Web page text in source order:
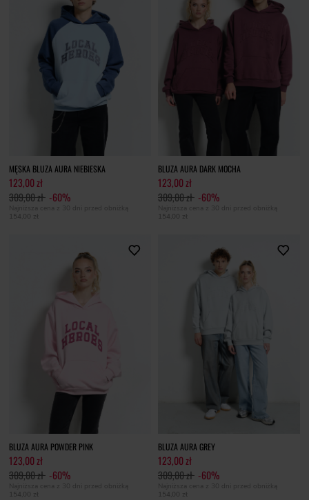
MĘSKA BLUZA AURA NIEBIESKA
123,00 zł
309,00 zł -60%
Najniższa cena z 30 dni przed obniżką
154,00 zł
BLUZA AURA DARK MOCHA
123,00 zł
309,00 zł -60%
Najniższa cena z 30 dni przed obniżką
154,00 zł
BLUZA AURA POWDER PINK
123,00 zł
309,00 zł -60%
Najniższa cena z 30 dni przed obniżką
154,00 zł
BLUZA AURA GREY
123,00 zł
309,00 zł -60%
Najniższa cena z 30 dni przed obniżką
154,00 zł